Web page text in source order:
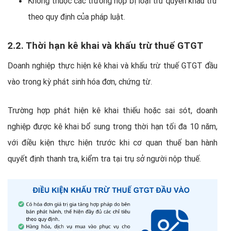
theo quy định của pháp luật.
2.2. Thời hạn kê khai và khấu trừ thuế GTGT
Doanh nghiệp thực hiện kê khai và khấu trừ thuế GTGT đầu
vào trong kỳ phát sinh hóa đơn, chứng từ.
Trường hợp phát hiện kê khai thiếu hoặc sai sót, doanh
nghiệp được kê khai bổ sung trong thời hạn tối đa 10 năm,
với điều kiện thực hiện trước khi cơ quan thuế ban hành
quyết định thanh tra, kiểm tra tại trụ sở người nộp thuế.